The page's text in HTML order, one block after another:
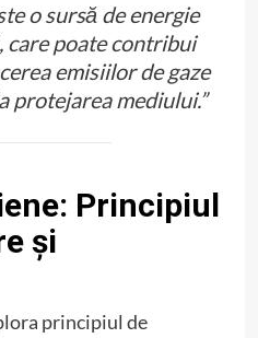
o sursă de energie
care poate contribui
emisiilor de gaze
protejarea mediului.”
Principiul
și
principiul de